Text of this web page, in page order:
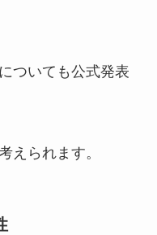
ついても公式発表
えられます。